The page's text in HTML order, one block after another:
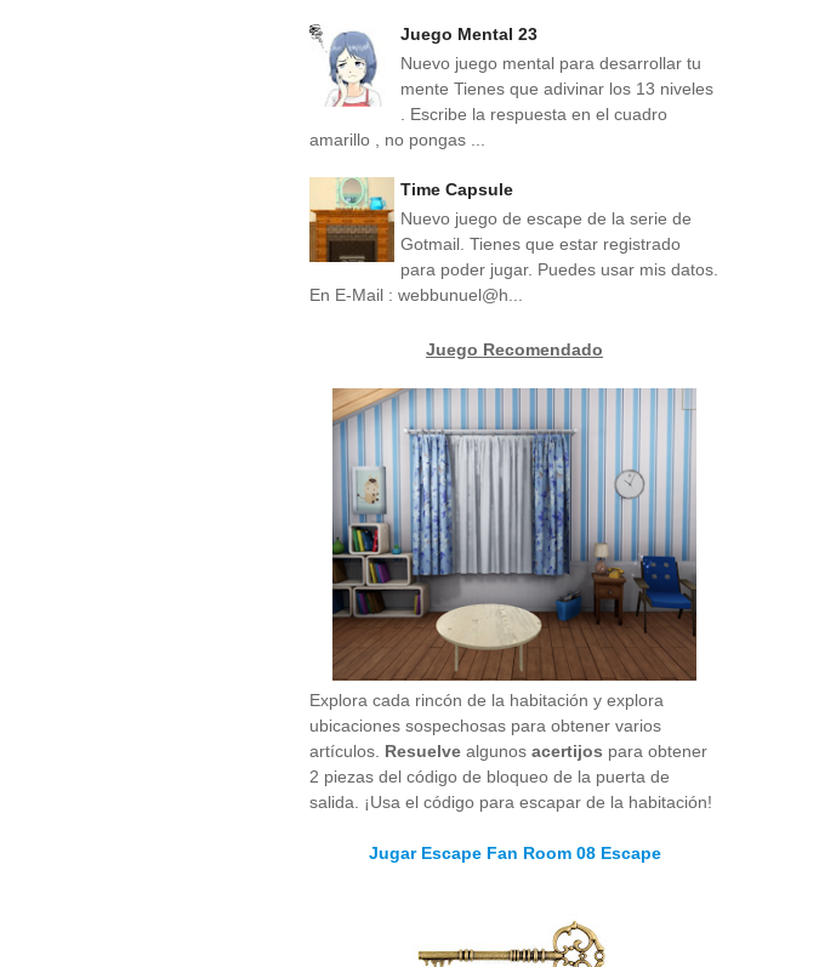
Juego Mental 23
Nuevo juego mental para desarrollar tu
mente Tienes que adivinar los 13 niveles
. Escribe la respuesta en el cuadro
amarillo , no pongas ...
Time Capsule
Nuevo juego de escape de la serie de
Gotmail. Tienes que estar registrado
para poder jugar. Puedes usar mis datos.
En E-Mail : webbunuel@h...
Juego Recomendado
Explora cada rincón de la habitación y explora
ubicaciones sospechosas para obtener varios
artículos. Resuelve algunos acertijos para obtener
2 piezas del código de bloqueo de la puerta de
salida. ¡Usa el código para escapar de la habitación!
Jugar Escape Fan Room 08 Escape